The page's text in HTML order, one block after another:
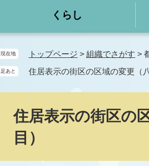
くらし
現在地 トップページ > 組織でさがす >
足あと 住居表示の街区の区域の変更（
住居表示の街区の
目）